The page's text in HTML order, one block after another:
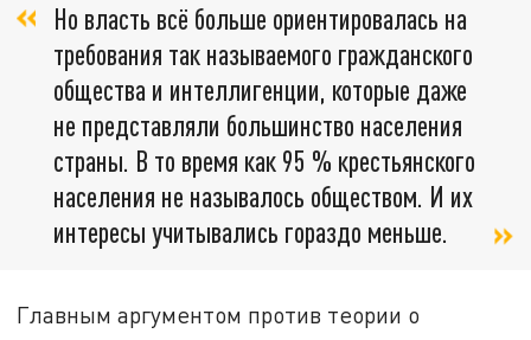
Но власть всё больше ориентировалась на
требования так называемого гражданского
общества и интеллигенции, которые даже
не представляли большинство населения
страны. В то время как 95 % крестьянского
населения не называлось обществом. И их
интересы учитывались гораздо меньше.
Главным аргументом против теории о